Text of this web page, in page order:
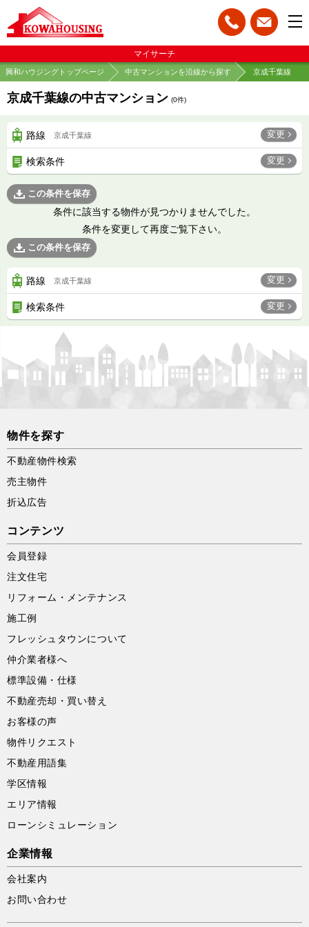
マイサーチ
興和ハウジングトップページ 中古マンションを沿線から探す 京成千葉線
京成千葉線の中古マンション (0件)
路線 京成千葉線 変更
検索条件 変更
この条件を保存
条件に該当する物件が見つかりませんでした。
条件を変更して再度ご覧下さい。
この条件を保存
路線 京成千葉線 変更
検索条件 変更
物件を探す
不動産物件検索
売主物件
折込広告
コンテンツ
会員登録
注文住宅
リフォーム・メンテナンス
施工例
フレッシュタウンについて
仲介業者様へ
標準設備・仕様
不動産売却・買い替え
お客様の声
物件リクエスト
不動産用語集
学区情報
エリア情報
ローンシミュレーション
企業情報
会社案内
お問い合わせ